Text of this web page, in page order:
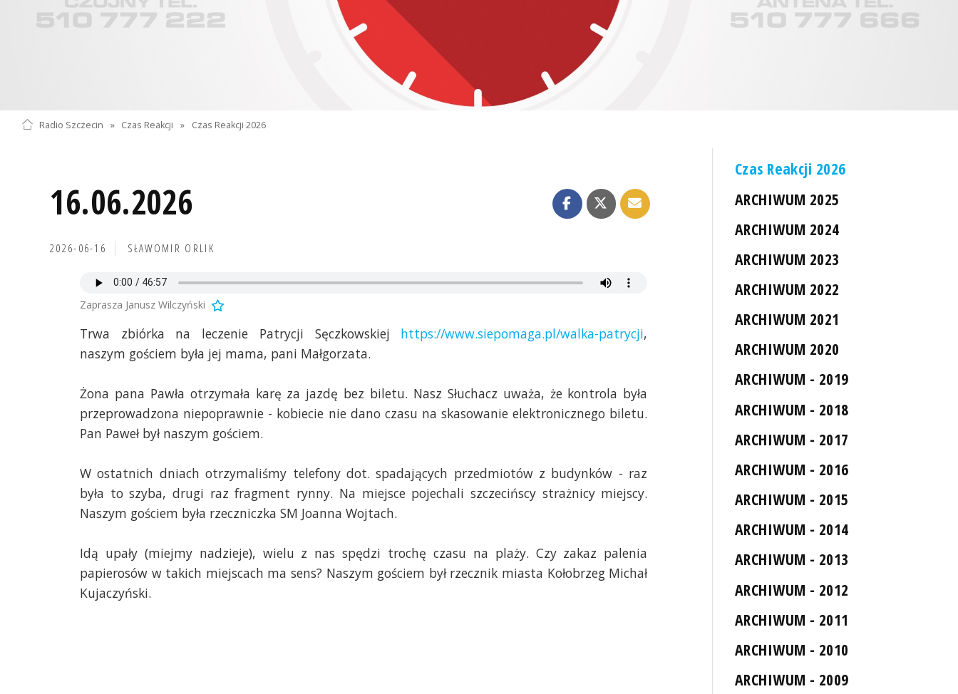
Radio Szczecin » Czas Reakcji » Czas Reakcji 2026
16.06.2026
2026-06-16 SŁAWOMIR ORLIK
Zaprasza Janusz Wilczyński
Trwa zbiórka na leczenie Patrycji Sęczkowskiej https://www.siepomaga.pl/walka-patrycji,
naszym gościem była jej mama, pani Małgorzata.
Żona pana Pawła otrzymała karę za jazdę bez biletu. Nasz Słuchacz uważa, że kontrola była
przeprowadzona niepoprawnie - kobiecie nie dano czasu na skasowanie elektronicznego biletu.
Pan Paweł był naszym gościem.
W ostatnich dniach otrzymaliśmy telefony dot. spadających przedmiotów z budynków - raz
była to szyba, drugi raz fragment rynny. Na miejsce pojechali szczecińscy strażnicy miejscy.
Naszym gościem była rzeczniczka SM Joanna Wojtach.
Idą upały (miejmy nadzieje), wielu z nas spędzi trochę czasu na plaży. Czy zakaz palenia
papierosów w takich miejscach ma sens? Naszym gościem był rzecznik miasta Kołobrzeg Michał
Kujaczyński.
Czas Reakcji 2026
ARCHIWUM 2025
ARCHIWUM 2024
ARCHIWUM 2023
ARCHIWUM 2022
ARCHIWUM 2021
ARCHIWUM 2020
ARCHIWUM - 2019
ARCHIWUM - 2018
ARCHIWUM - 2017
ARCHIWUM - 2016
ARCHIWUM - 2015
ARCHIWUM - 2014
ARCHIWUM - 2013
ARCHIWUM - 2012
ARCHIWUM - 2011
ARCHIWUM - 2010
ARCHIWUM - 2009